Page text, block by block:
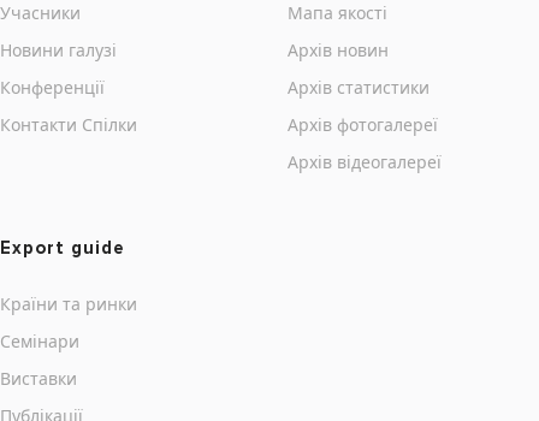
Учасники
Новини галузі
Конференції
Контакти Cпілки
Мапа якості
Архів новин
Архів статистики
Архів фотогалереї
Архів відеогалереї
Export guide
Країни та ринки
Семінари
Виставки
Публікації